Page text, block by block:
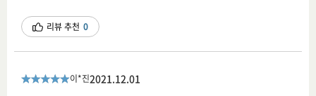
리뷰 추천 0
이*진2021.12.01